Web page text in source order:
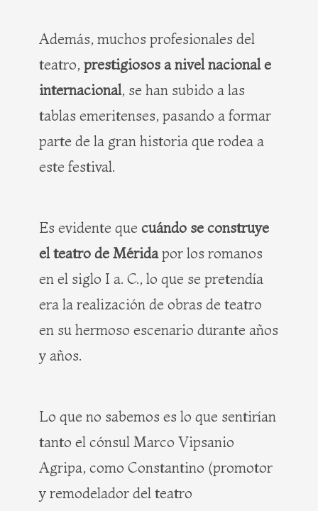
Además, muchos profesionales del
teatro, prestigiosos a nivel nacional e
internacional, se han subido a las
tablas emeritenses, pasando a formar
parte de la gran historia que rodea a
este festival.
Es evidente que cuándo se construye
el teatro de Méridapor los romanos
en el siglo I a. C., lo que se pretendía
era la realización de obras de teatro
en su hermoso escenario durante años
y años.
Lo que no sabemos es lo que sentirían
tanto el cónsul Marco Vipsanio
Agripa, como Constantino (promotor
y remodelador del teatro